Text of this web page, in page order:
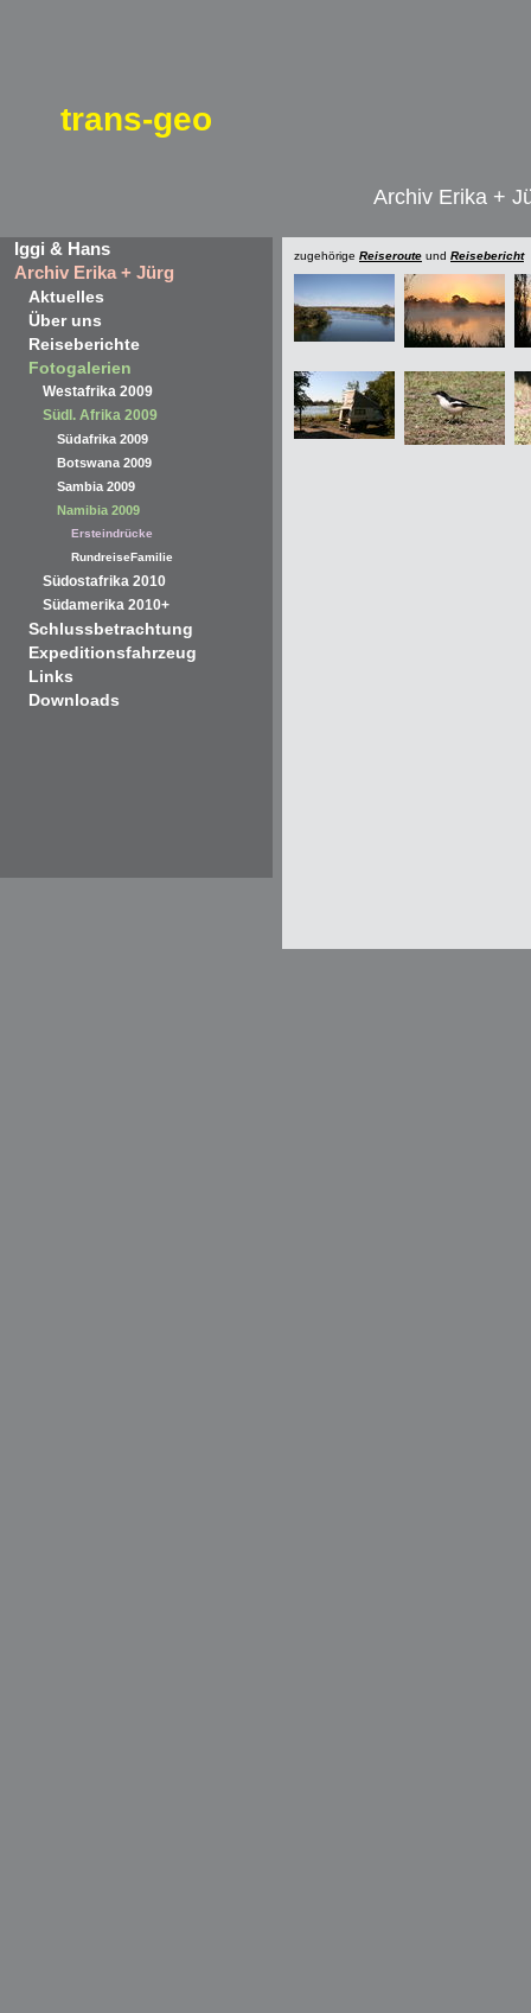
trans-geo
Iggi & Hans
Archiv Erika + Jürg
Aktuelles
Über uns
Reiseberichte
Fotogalerien
Westafrika 2009
Südl. Afrika 2009
Südafrika 2009
Botswana 2009
Sambia 2009
Namibia 2009
Ersteindrücke
RundreiseFamilie
Südostafrika 2010
Südamerika 2010+
Schlussbetrachtung
Expeditionsfahrzeug
Links
Downloads
Archiv Erika +
zugehörige Reiseroute und Reisebericht